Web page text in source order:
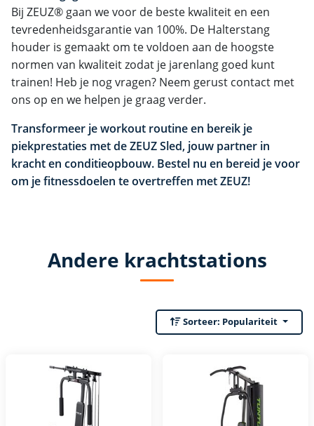
Bij ZEUZ® gaan we voor de beste kwaliteit en een
tevredenheidsgarantie van 100%. De Halterstang
houder is gemaakt om te voldoen aan de hoogste
normen van kwaliteit zodat je jarenlang goed kunt
trainen! Heb je nog vragen? Neem gerust contact met
ons op en we helpen je graag verder.
Transformeer je workout routine en bereik je
piekprestaties met de ZEUZ Sled, jouw partner in
kracht en conditieopbouw. Bestel nu en bereid je voor
om je fitnessdoelen te overtreffen met ZEUZ!
Andere krachtstations
Sorteer: Populariteit